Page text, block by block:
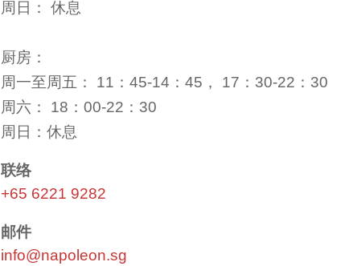
周日： 休息
厨房：
周一至周五： 11：45-14：45， 17：30-22：30
周六： 18：00-22：30
周日：休息
联络
+65 6221 9282
邮件
info@napoleon.sg